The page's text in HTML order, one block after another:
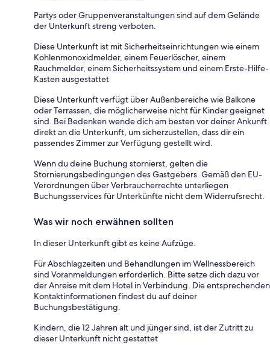
Partys oder Gruppenveranstaltungen sind auf dem Gelände
der Unterkunft streng verboten.
Diese Unterkunft ist mit Sicherheitseinrichtungen wie einem
Kohlenmonoxidmelder, einem Feuerlöscher, einem
Rauchmelder, einem Sicherheitssystem und einem Erste-Hilfe-
Kasten ausgestattet
Diese Unterkunft verfügt über Außenbereiche wie Balkone
oder Terrassen, die möglicherweise nicht für Kinder geeignet
sind. Bei Bedenken wende dich am besten vor deiner Ankunft
direkt an die Unterkunft, um sicherzustellen, dass dir ein
passendes Zimmer zur Verfügung gestellt wird.
Wenn du deine Buchung stornierst, gelten die
Stornierungsbedingungen des Gastgebers. Gemäß den EU-
Verordnungen über Verbraucherrechte unterliegen
Buchungsservices für Unterkünfte nicht dem Widerrufsrecht.
Was wir noch erwähnen sollten
In dieser Unterkunft gibt es keine Aufzüge.
Für Abschlagzeiten und Behandlungen im Wellnessbereich
sind Voranmeldungen erforderlich. Bitte setze dich dazu vor
der Anreise mit dem Hotel in Verbindung. Die entsprechenden
Kontaktinformationen findest du auf deiner
Buchungsbestätigung.
Kindern, die 12 Jahren alt und jünger sind, ist der Zutritt zu
dieser Unterkunft nicht gestattet